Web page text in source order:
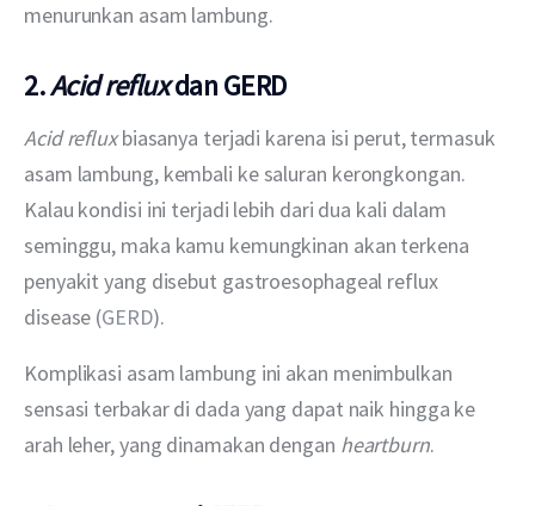
menurunkan asam lambung.
2.Acid refluxdan GERD
Acid reflux biasanya terjadi karena isi perut, termasuk
asam lambung, kembali ke saluran kerongkongan.
Kalau kondisi ini terjadi lebih dari dua kali dalam
seminggu, maka kamu kemungkinan akan terkena
penyakit yang disebut gastroesophageal reflux
disease (GERD).
Komplikasi asam lambung ini akan menimbulkan
sensasi terbakar di dada yang dapat naik hingga ke
arah leher, yang dinamakan dengan heartburn.